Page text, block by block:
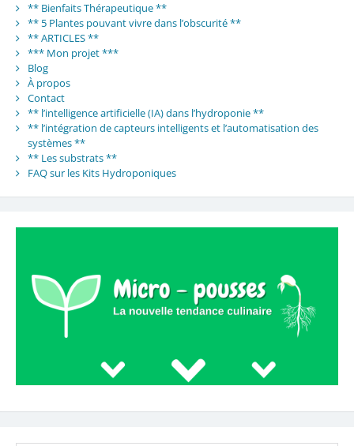
** Bienfaits Thérapeutique **
** 5 Plantes pouvant vivre dans l’obscurité **
** ARTICLES **
*** Mon projet ***
Blog
À propos
Contact
** l’intelligence artificielle (IA) dans l’hydroponie **
** l’intégration de capteurs intelligents et l’automatisation des
systèmes **
** Les substrats **
FAQ sur les Kits Hydroponiques